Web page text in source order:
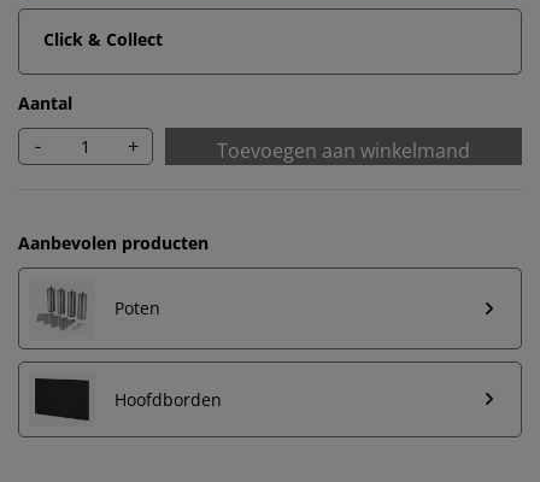
Click & Collect
Aantal
- + Toevoegen aan winkelmand
Aanbevolen producten
Poten
Hoofdborden